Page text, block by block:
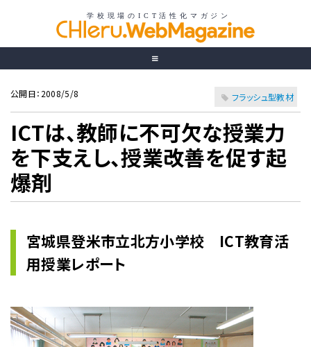
公開日：2008/5/8 フラッシュ型教材
ICTは、教師に不可欠な授業力
を下支えし、授業改善を促す起
爆剤
宮城県登米市立北方小学校 ICT教育活
用授業レポート